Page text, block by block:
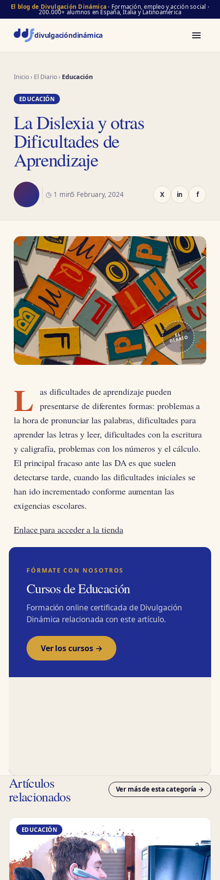
El blog de Divulgación Dinámica · Formación, empleo y acción social ·
200.000+ alumnos en España, Italia y Latinoamérica
divulgacióndinámica
Inicio› El Diario› Educación
EDUCACIÓN
La Dislexia y otras
Dificultades de
Aprendizaje
◷ 1 min5 February, 2024 X in f
EL
DIARIO
L as dificultades de aprendizaje pueden
presentarse de diferentes formas: problemas a
la hora de pronunciar las palabras, dificultades para
aprender las letras y leer, dificultades con la escritura
y caligrafía, problemas con los números y el cálculo.
El principal fracaso ante las DA es que suelen
detectarse tarde, cuando las dificultades iniciales se
han ido incrementado conforme aumentan las
exigencias escolares.
Enlace para acceder a la tienda
FÓRMATE CON NOSOTROS
Cursos de Educación
Formación online certificada de Divulgación
Dinámica relacionada con este artículo.
Ver los cursos →
Artículos
relacionados Ver más de esta categoría →
EDUCACIÓN